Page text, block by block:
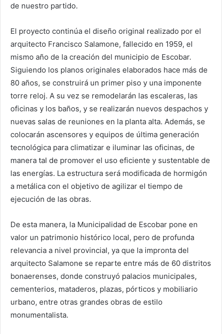
de nuestro partido.
El proyecto continúa el diseño original realizado por el
arquitecto Francisco Salamone, fallecido en 1959, el
mismo año de la creación del municipio de Escobar.
Siguiendo los planos originales elaborados hace más de
80 años, se construirá un primer piso y una imponente
torre reloj. A su vez se remodelarán las escaleras, las
oficinas y los baños, y se realizarán nuevos despachos y
nuevas salas de reuniones en la planta alta. Además, se
colocarán ascensores y equipos de última generación
tecnológica para climatizar e iluminar las oficinas, de
manera tal de promover el uso eficiente y sustentable de
las energías. La estructura será modificada de hormigón
a metálica con el objetivo de agilizar el tiempo de
ejecución de las obras.
De esta manera, la Municipalidad de Escobar pone en
valor un patrimonio histórico local, pero de profunda
relevancia a nivel provincial, ya que la impronta del
arquitecto Salamone se reparte entre más de 60 distritos
bonaerenses, donde construyó palacios municipales,
cementerios, mataderos, plazas, pórticos y mobiliario
urbano, entre otras grandes obras de estilo
monumentalista.